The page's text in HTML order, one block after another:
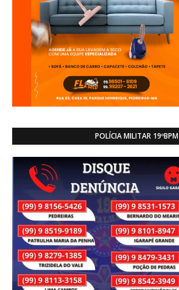
POLÍCIA MILITAR 19ºBPM